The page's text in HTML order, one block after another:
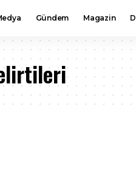
Gündem Magazin